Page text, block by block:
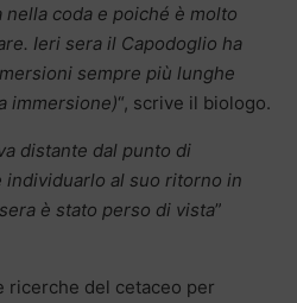
coda e poiché è molto
Ieri sera il Capodoglio ha
sempre più lunghe
immersione)“, scrive il biologo.
distante dal punto di
al suo ritorno in
è stato perso di vista”
ricerche del cetaceo per